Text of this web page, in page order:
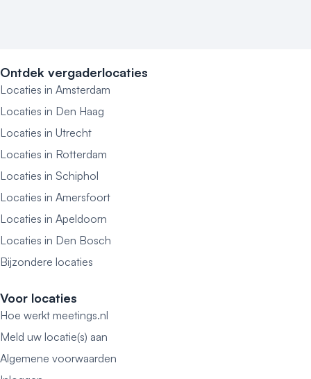
Ontdek vergaderlocaties
Locaties in Amsterdam
Locaties in Den Haag
Locaties in Utrecht
Locaties in Rotterdam
Locaties in Schiphol
Locaties in Amersfoort
Locaties in Apeldoorn
Locaties in Den Bosch
Bijzondere locaties
Voor locaties
Hoe werkt meetings.nl
Meld uw locatie(s) aan
Algemene voorwaarden